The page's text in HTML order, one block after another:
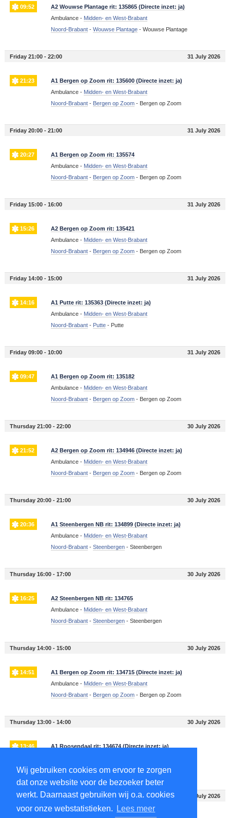
Wij gebruiken cookies om ervoor te zorgen
dat onze website voor de bezoeker beter
werkt. Daarnaast gebruiken wij o.a. cookies
voor onze webstatistieken.
Lees meer
09:52
A2 Wouwse Plantage rit: 135865 (Directe inzet: ja)
Ambulance - Midden- en West-Brabant
Noord-Brabant- Wouwse Plantage- Wouwse Plantage
Friday 21:00 - 22:00 31 July 2026
21:23
A1 Bergen op Zoom rit: 135600 (Directe inzet: ja)
Ambulance - Midden- en West-Brabant
Noord-Brabant- Bergen op Zoom- Bergen op Zoom
Friday 20:00 - 21:00 31 July 2026
20:27
A1 Bergen op Zoom rit: 135574
Ambulance - Midden- en West-Brabant
Noord-Brabant- Bergen op Zoom- Bergen op Zoom
Friday 15:00 - 16:00 31 July 2026
15:26
A2 Bergen op Zoom rit: 135421
Ambulance - Midden- en West-Brabant
Noord-Brabant- Bergen op Zoom- Bergen op Zoom
Friday 14:00 - 15:00 31 July 2026
14:16
A1 Putte rit: 135363 (Directe inzet: ja)
Ambulance - Midden- en West-Brabant
Noord-Brabant- Putte- Putte
Friday 09:00 - 10:00 31 July 2026
09:47
A1 Bergen op Zoom rit: 135182
Ambulance - Midden- en West-Brabant
Noord-Brabant- Bergen op Zoom- Bergen op Zoom
Thursday 21:00 - 22:00 30 July 2026
21:52
A2 Bergen op Zoom rit: 134946 (Directe inzet: ja)
Ambulance - Midden- en West-Brabant
Noord-Brabant- Bergen op Zoom- Bergen op Zoom
Thursday 20:00 - 21:00 30 July 2026
20:36
A1 Steenbergen NB rit: 134899 (Directe inzet: ja)
Ambulance - Midden- en West-Brabant
Noord-Brabant- Steenbergen- Steenbergen
Thursday 16:00 - 17:00 30 July 2026
16:25
A2 Steenbergen NB rit: 134765
Ambulance - Midden- en West-Brabant
Noord-Brabant- Steenbergen- Steenbergen
Thursday 14:00 - 15:00 30 July 2026
14:51
A1 Bergen op Zoom rit: 134715 (Directe inzet: ja)
Ambulance - Midden- en West-Brabant
Noord-Brabant- Bergen op Zoom- Bergen op Zoom
Thursday 13:00 - 14:00 30 July 2026
13:46
A1 Roosendaal rit: 134674 (Directe inzet: ja)
Noord-Brabant-Roosendaal-Roosendaal
Thursday 11:00 - 12:00 30 July 2026